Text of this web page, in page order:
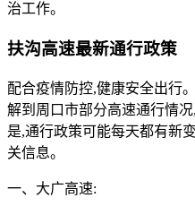
治工作。
扶沟高速最新通行政策
配合疫情防控,健康安全出行
解到周口市部分高速通行情
是,通行政策可能每天都有新
关信息。
一、大广高速: